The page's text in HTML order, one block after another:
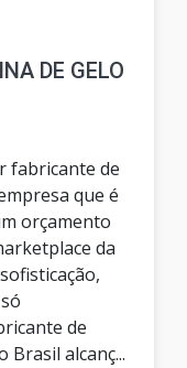
DE GELO
fabricante de
que é
orçamento
da
de
Brasil alcanç...